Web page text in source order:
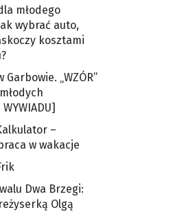
młodego
wybrać auto,
kosztami
Garbowie. „WZÓR”
WYWIADU]
–
w wakacje
Dwa Brzegi:
Olgą